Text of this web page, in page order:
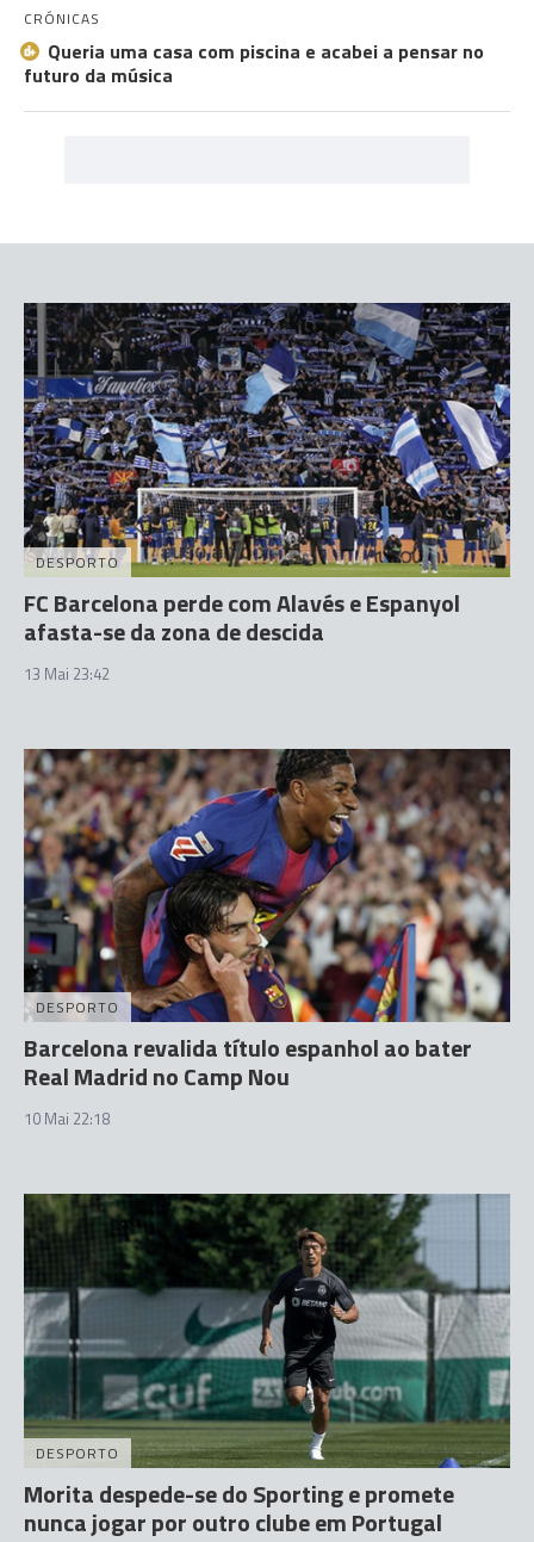
CRÓNICAS
Queria uma casa com piscina e acabei a pensar no
futuro da música
DESPORTO
FC Barcelona perde com Alavés e Espanyol
afasta-se da zona de descida
13 Mai 23:42
DESPORTO
Barcelona revalida título espanhol ao bater
Real Madrid no Camp Nou
10 Mai 22:18
DESPORTO
Morita despede-se do Sporting e promete
nunca jogar por outro clube em Portugal